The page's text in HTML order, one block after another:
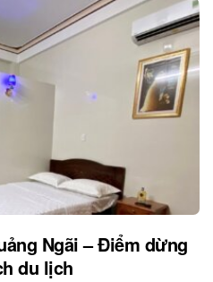
Ngãi – Điểm dừng
du lịch